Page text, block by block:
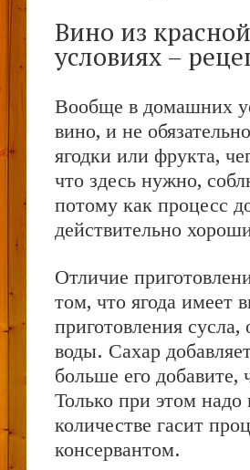
Вино из
условиях –
Вообще в домашних
вино, и не
ягодки или фрукта,
что здесь нужно,
потому как процесс
действительно
Отличие
том, что ягода имеет
приготовления сусла,
воды. Сахар
больше его
Только при этом
количестве гасит
консервантом.